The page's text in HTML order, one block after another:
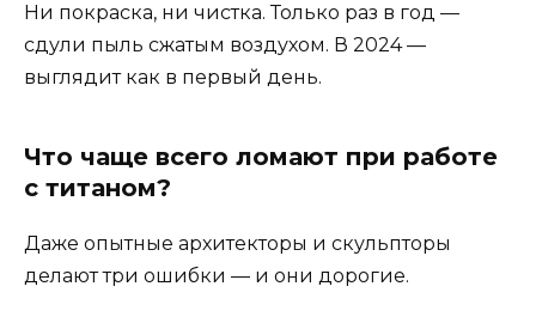
Ни покраска, ни чистка. Только раз в год —
сдули пыль сжатым воздухом. В 2024 —
выглядит как в первый день.
Что чаще всего ломают при работе
с титаном?
Даже опытные архитекторы и скульпторы
делают три ошибки — и они дорогие.